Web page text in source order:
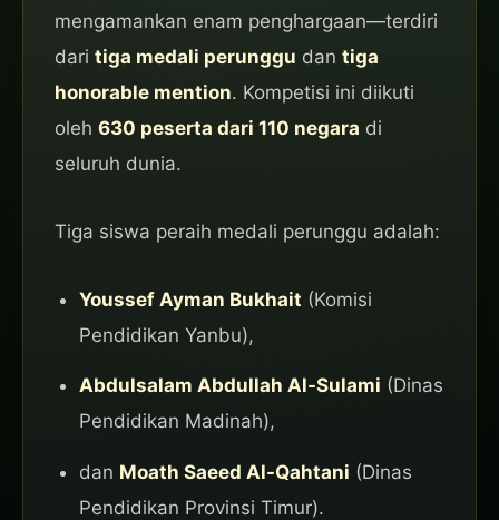
mengamankan enam penghargaan—terdiri
dari tiga medali perunggu dan tiga
honorable mention. Kompetisi ini diikuti
oleh 630 peserta dari 110 negara di
seluruh dunia.
Tiga siswa peraih medali perunggu adalah:
Youssef Ayman Bukhait (Komisi
Pendidikan Yanbu),
Abdulsalam Abdullah Al-Sulami (Dinas
Pendidikan Madinah),
dan Moath Saeed Al-Qahtani (Dinas
Pendidikan Provinsi Timur).